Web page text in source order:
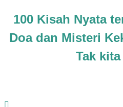
Langsung
konten
100 Kisah Nyata
Doa dan Misteri
Tak